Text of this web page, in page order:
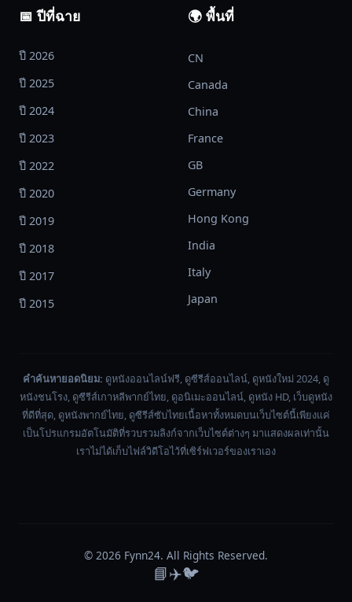
📅 ปีที่ฉาย
ปี 2026
ปี 2025
ปี 2024
ปี 2023
ปี 2022
ปี 2020
ปี 2019
ปี 2018
ปี 2017
ปี 2015
🌍 พื้นที่
CN
Canada
China
France
GB
Germany
Hong Kong
India
Italy
Japan
คำค้นหายอดนิยม: ดูหนังออนไลน์ฟรี, ดูซีรีส์ออนไลน์, ดูหนังใหม่ 2024, ดู
หนังชนโรง, ดูซีรีส์เกาหลีพากย์ไทย, ดูอนิเมะออนไลน์, ดูหนัง HD, เว็บดูหนัง
ที่ดีที่สุด, ดูหนังพากย์ไทย, ดูซีรีส์ซับไทยเนื้อหาทั้งหมดบนเว็บไซต์นี้เพียงแค่
เป็นโปรแกรมอัตโนมัติที่รวบรวมลิงก์จากเว็บไซต์ต่างๆ มาแสดงผลเท่านั้น
เราไม่ได้เก็บไฟล์วิดีโอไว้ที่เซิร์ฟเวอร์ของเราเอง
© 2026 Fynn24. All Rights Reserved.
📘✈️🐦